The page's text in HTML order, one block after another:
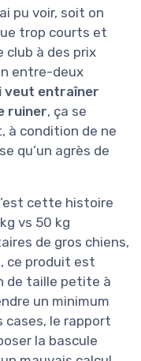
pu voir, soit on
trop courts et
club à des prix
entre-deux
veut entraîner
ruiner, ça se
à condition de ne
qu’un agrès de
cette histoire
vs 50 kg
de gros chiens,
ce produit est
de taille petite à
un minimum
cases, le rapport
la bascule